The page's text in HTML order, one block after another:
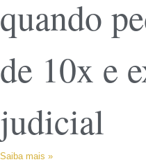
quando
de 10x e
judicial
Saiba mais »